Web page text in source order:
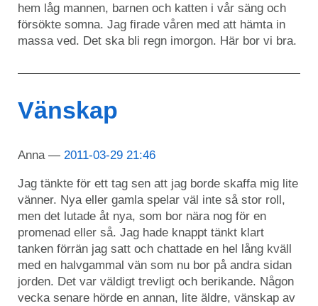
hem låg mannen, barnen och katten i vår säng och
försökte somna. Jag firade våren med att hämta in
massa ved. Det ska bli regn imorgon. Här bor vi bra.
Vänskap
Anna 2011-03-29 21:46
Jag tänkte för ett tag sen att jag borde skaffa mig lite
vänner. Nya eller gamla spelar väl inte så stor roll,
men det lutade åt nya, som bor nära nog för en
promenad eller så. Jag hade knappt tänkt klart
tanken förrän jag satt och chattade en hel lång kväll
med en halvgammal vän som nu bor på andra sidan
jorden. Det var väldigt trevligt och berikande. Någon
vecka senare hörde en annan, lite äldre, vänskap av